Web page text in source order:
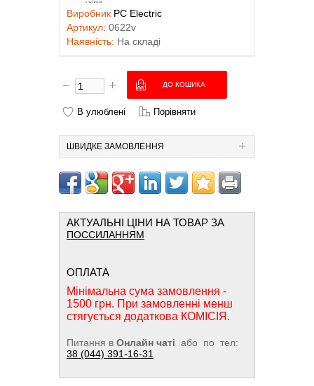
Виробник PC Electric
Артикул: 0622v
Наявність: На складі
В улюблені Порівняти
ШВИДКЕ ЗАМОВЛЕННЯ
АКТУАЛЬНІ ЦІНИ НА ТОВАР ЗА
ПОССИЛАННЯМ
ОПЛАТА
Мінімальна сума замовлення -
1500 грн. При замовленні менш
стягується додаткова КОМІСІЯ.
Питання в Онлайн чаті або по тел:
38 (044) 391-16-31